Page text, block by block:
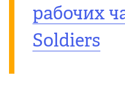
рабочих
Soldiers